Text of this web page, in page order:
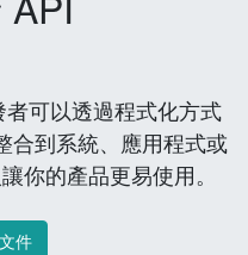
可以透過程式化方式
合到系統、應用程式或
你的產品更易使用。
件